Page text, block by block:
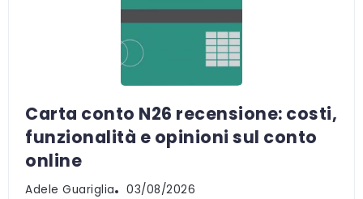
Carta conto N26 recensione: costi,
funzionalità e opinioni sul conto
online
Adele Guariglia 03/08/2026